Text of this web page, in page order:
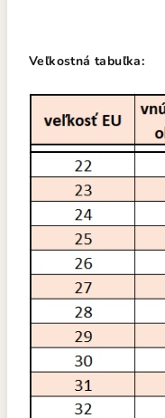
Veľkostná tabuľka: